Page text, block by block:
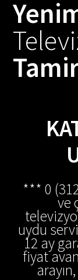
*** 0
ve
uydu
12 ay
fiyat